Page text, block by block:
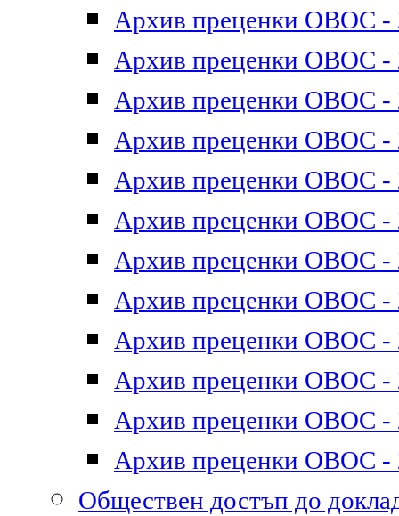
Архив преценки ОВОС -
Архив преценки ОВОС -
Архив преценки ОВОС -
Архив преценки ОВОС -
Архив преценки ОВОС -
Архив преценки ОВОС -
Архив преценки ОВОС -
Архив преценки ОВОС -
Архив преценки ОВОС -
Архив преценки ОВОС -
Архив преценки ОВОС -
Архив преценки ОВОС -
Обществен достъп до